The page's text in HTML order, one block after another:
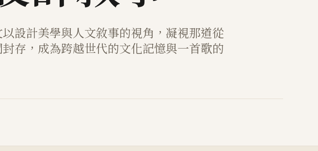
設計美學與人文敘事的視角，凝視那道從
存，成為跨越世代的文化記憶與一首歌的